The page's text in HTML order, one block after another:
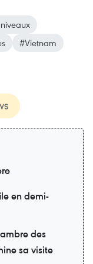
#Vietnam
en demi-
des
sa visite